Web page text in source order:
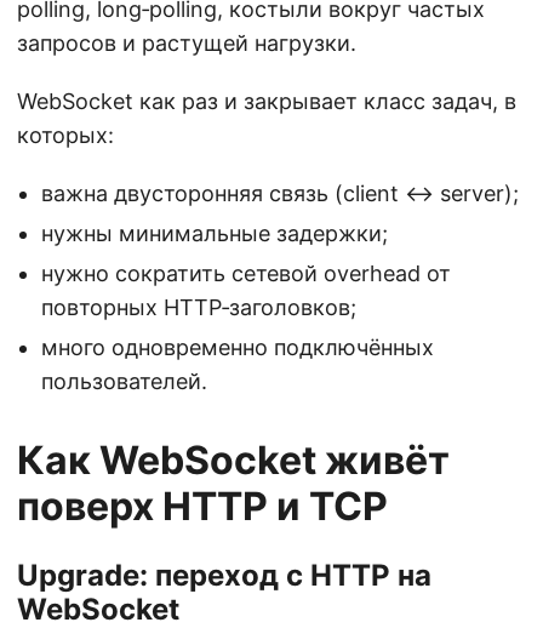
polling, long‑polling, костыли вокруг частых
запросов и растущей нагрузки.
WebSocket как раз и закрывает класс задач, в
которых:
важна двусторонняя связь (client ↔ server);
нужны минимальные задержки;
нужно сократить сетевой overhead от
повторных HTTP‑заголовков;
много одновременно подключённых
пользователей.
Как WebSocket живёт
поверх HTTP и TCP
Upgrade: переход с HTTP на
WebSocket